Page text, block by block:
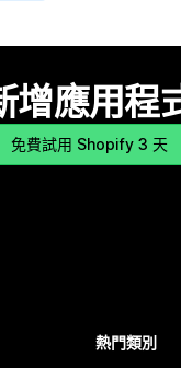
增應用程
免費試用 Shopify 3 天
熱門類別